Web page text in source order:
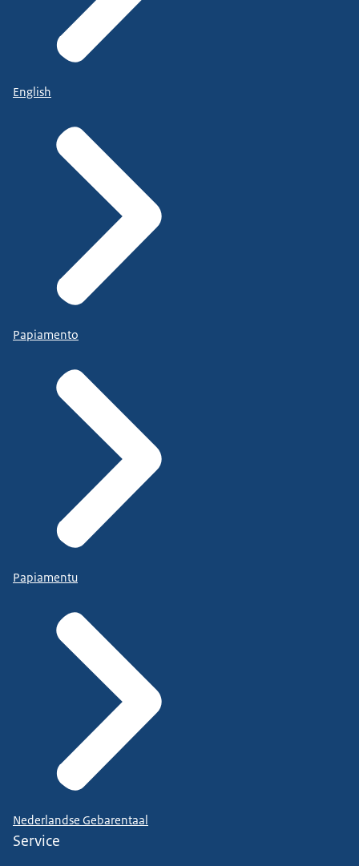
English
Papiamento
Papiamentu
Nederlandse Gebarentaal
Service